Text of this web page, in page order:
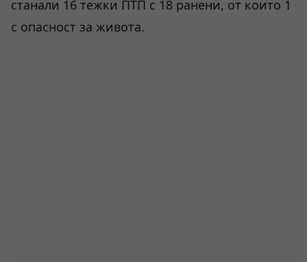
станали 16 тежки ПТП с 18 ранени, от които 1
с опасност за живота.